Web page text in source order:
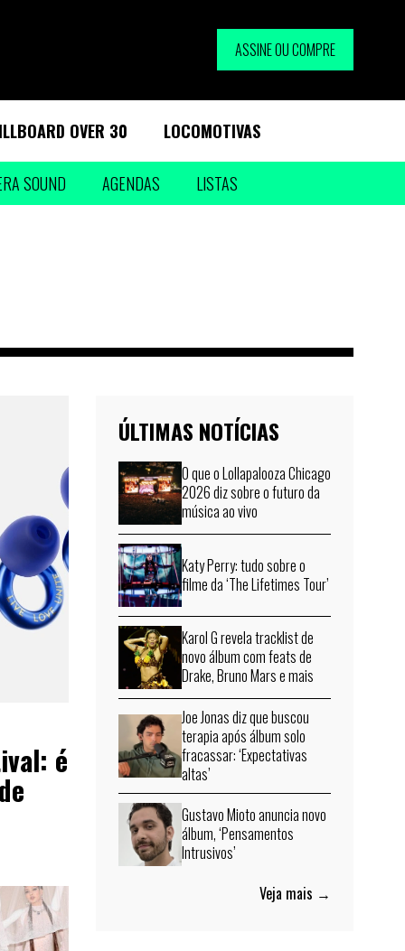
ASSINE OU COMPRE
OVER 30 LOCOMOTIVAS
SOUND AGENDAS LISTAS
é
ÚLTIMAS NOTÍCIAS
O que o Lollapalooza Chicago
2026 diz sobre o futuro da
música ao vivo
Katy Perry: tudo sobre o
filme da ‘The Lifetimes Tour’
Karol G revela tracklist de
novo álbum com feats de
Drake, Bruno Mars e mais
Joe Jonas diz que buscou
terapia após álbum solo
fracassar: ‘Expectativas
altas’
Gustavo Mioto anuncia novo
álbum, ‘Pensamentos
Intrusivos’
Veja mais →